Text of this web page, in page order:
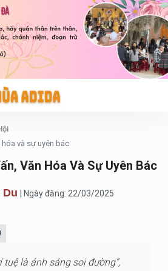
hóa và sự uyên bác
Văn Hóa Và Sự Uyên Bác
Du
| Ngày đăng: 22/03/2025
tuệ là ánh sáng soi đường”,